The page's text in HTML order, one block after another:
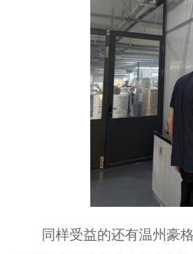
同样受益的还有温州豪格